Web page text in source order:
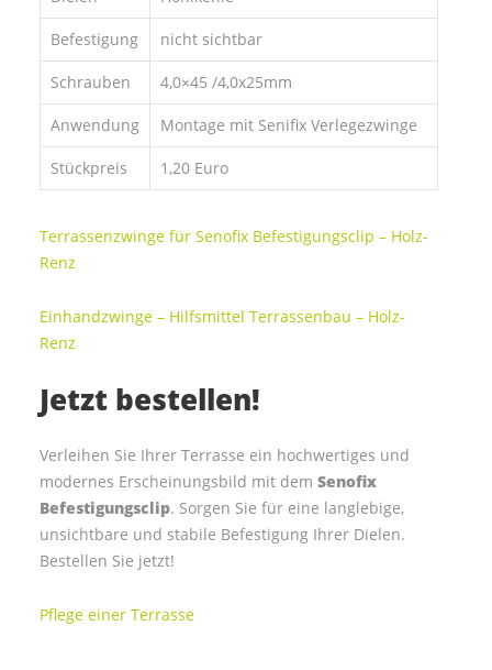
Befestigung nicht sichtbar
Schrauben 4,0×45 /4,0x25mm
Anwendung Montage mit Senifix Verlegezwinge
Stückpreis 1,20 Euro
Terrassenzwinge für Senofix Befestigungsclip – Holz-
Renz
Einhandzwinge – Hilfsmittel Terrassenbau – Holz-
Renz
Jetzt bestellen!
Verleihen Sie Ihrer Terrasse ein hochwertiges und
modernes Erscheinungsbild mit dem Senofix
Befestigungsclip. Sorgen Sie für eine langlebige,
unsichtbare und stabile Befestigung Ihrer Dielen.
Bestellen Sie jetzt!
Pflege einer Terrasse